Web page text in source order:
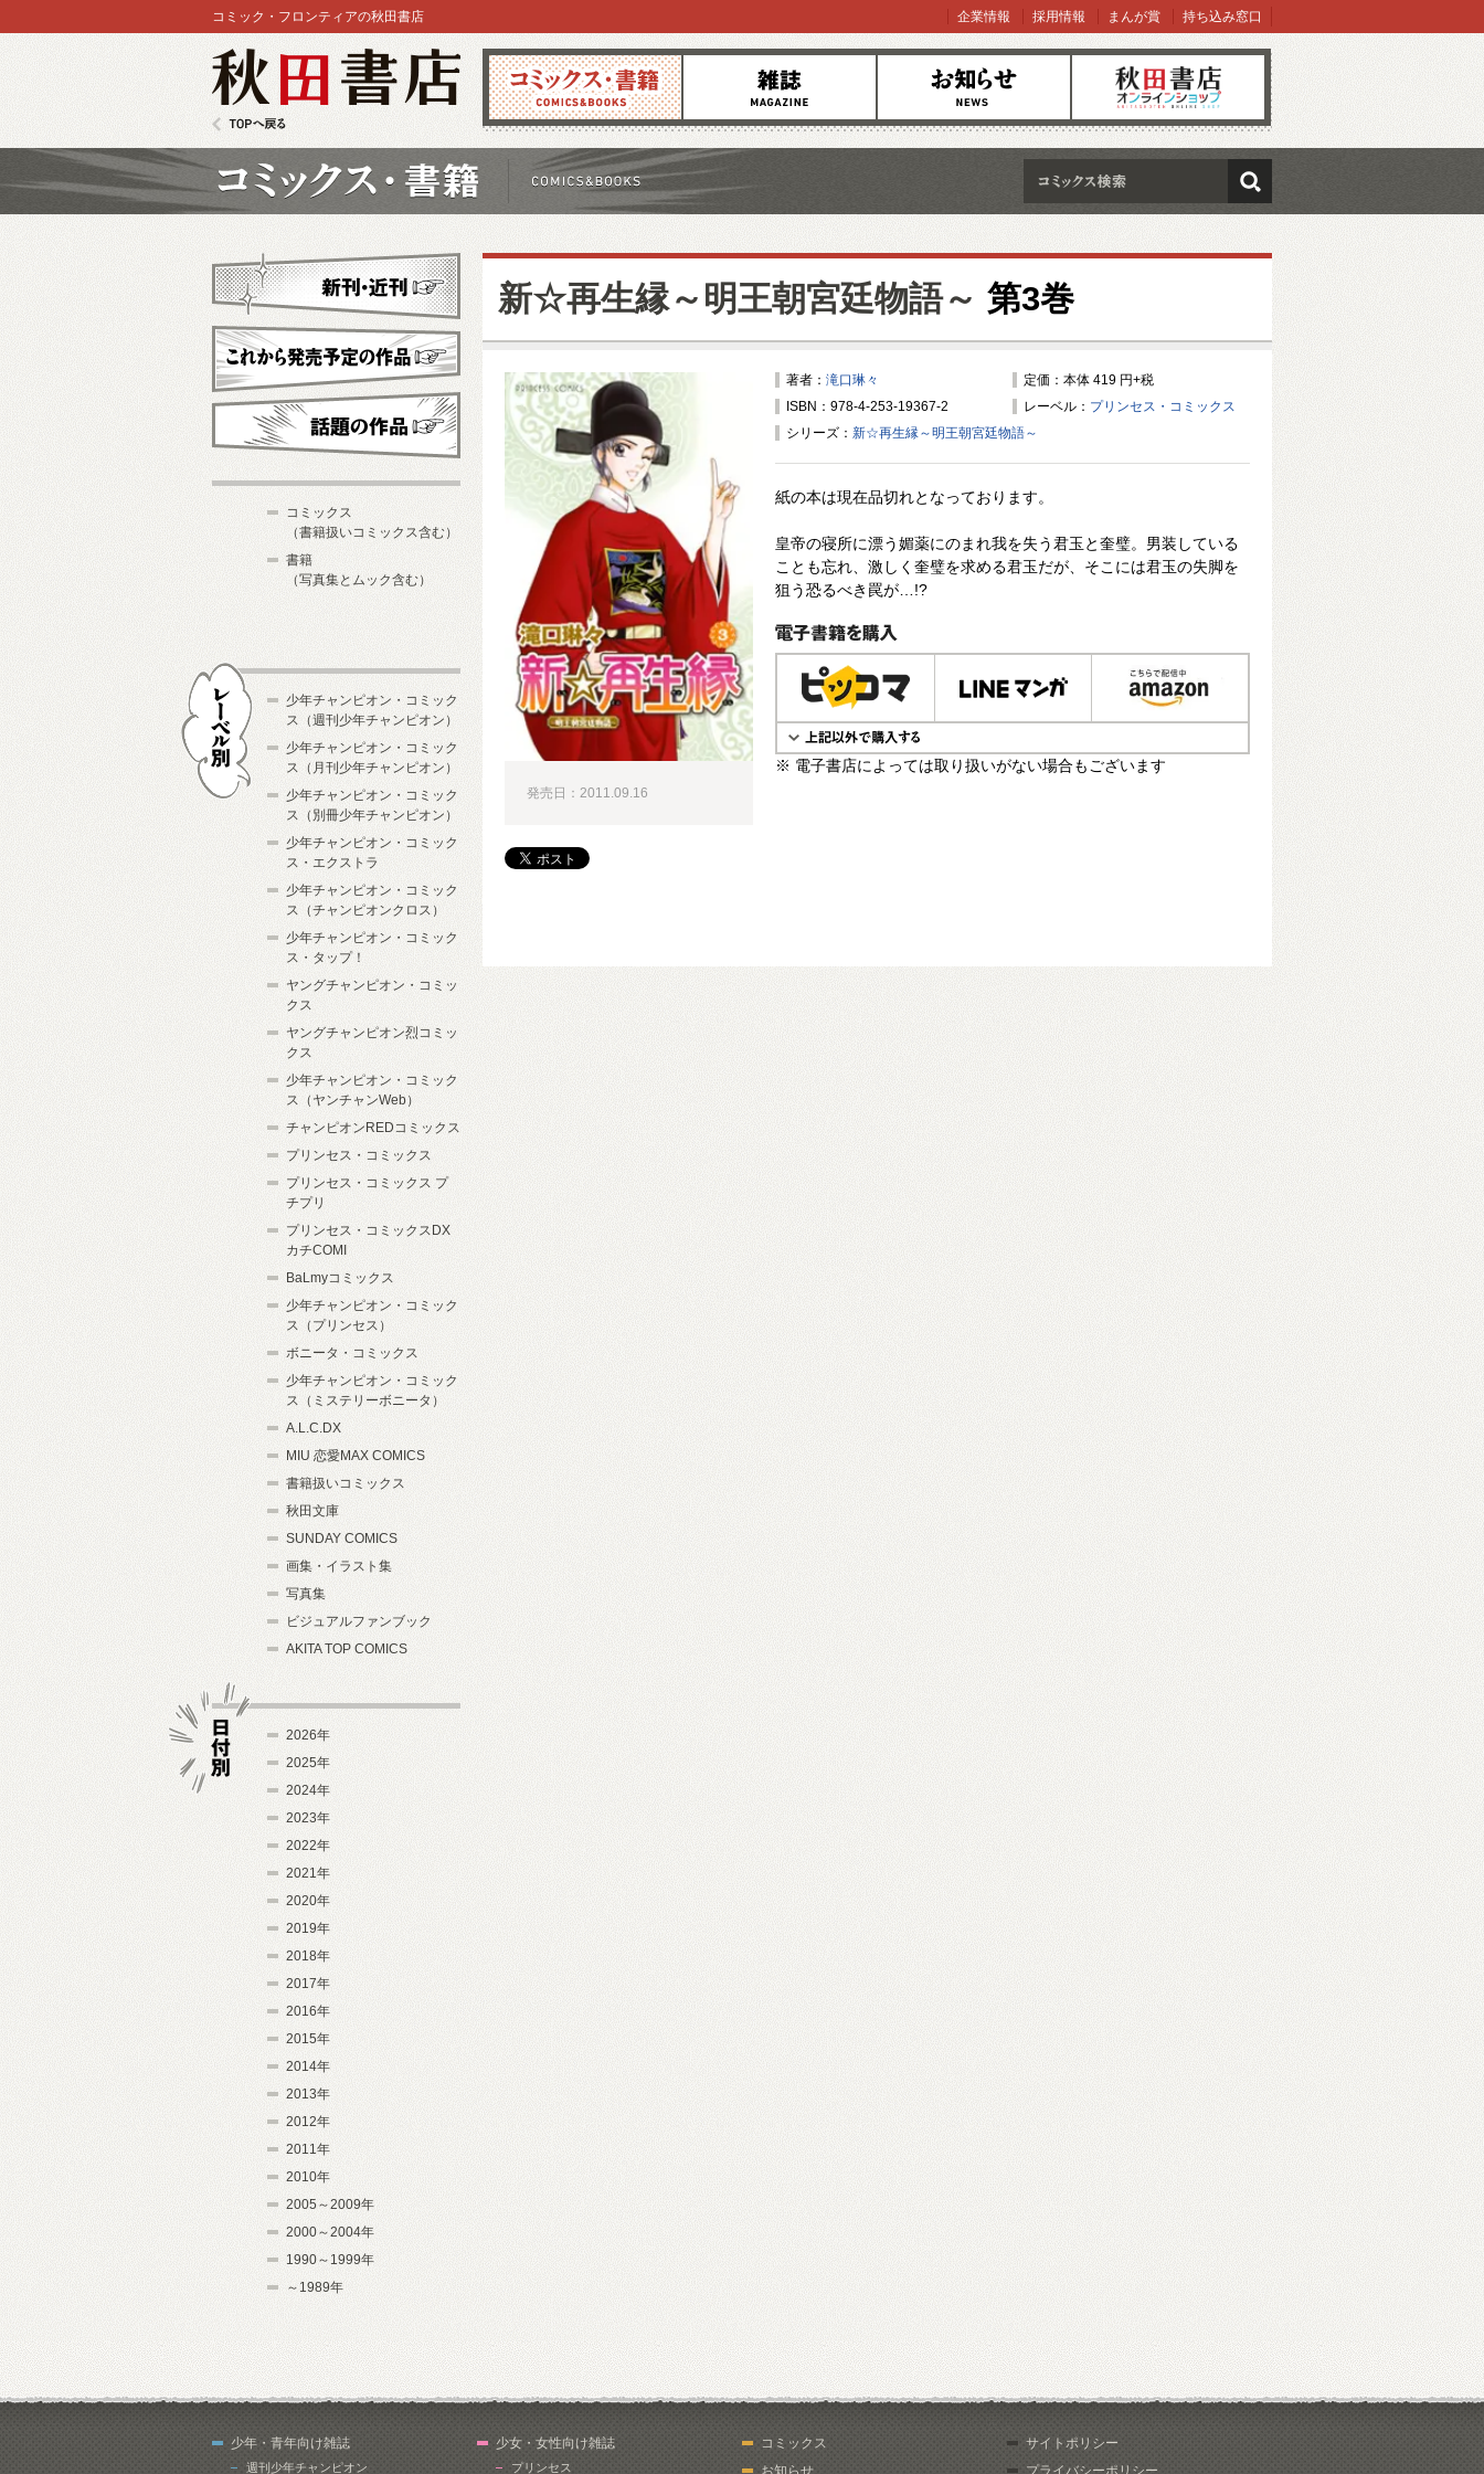
コミックス 雑誌 お知らせ オンラインショップ
コミック・フロンティアの秋田書店 企業情報 採用情報 まんが賞 持ち込み窓口
検索
新☆再生縁～明王朝宮廷物語～ 第3巻
著者： 滝口琳々
定価：本体 419 円+税
ISBN：978-4-253-19367-2
レーベル： プリンセス・コミックス
シリーズ： 新☆再生縁～明王朝宮廷物語～
紙の本は現在品切れとなっております。
皇帝の寝所に漂う媚薬にのまれ我を失う君玉と奎璧。男装している
ことも忘れ、激しく奎璧を求める君玉だが、そこには君玉の失脚を
狙う恐るべき罠が…!?
電子書籍で購入
※ 電子書店によっては取り扱いがない場合もございます
発売日：2011.09.16
新刊・近刊
これから発売予定
コミックス
（書籍扱いコミックス含む）
書籍
（写真集とムック含む）
少年チャンピオン・コミック
ス（週刊少年チャンピオン）
少年チャンピオン・コミック
ス（月刊少年チャンピオン）
少年チャンピオン・コミック
ス（別冊少年チャンピオン）
少年チャンピオン・コミック
ス・エクストラ
少年チャンピオン・コミック
ス（チャンピオンクロス）
少年チャンピオン・コミック
ス・タップ！
ヤングチャンピオン・コミッ
クス
ヤングチャンピオン烈コミッ
クス
少年チャンピオン・コミック
ス（ヤンチャンWeb）
チャンピオンREDコミックス
プリンセス・コミックス
プリンセス・コミックス プ
チプリ
プリンセス・コミックスDX
カチCOMI
BaLmyコミックス
少年チャンピオン・コミック
ス（プリンセス）
ボニータ・コミックス
少年チャンピオン・コミック
ス（ミステリーボニータ）
A.L.C.DX
MIU 恋愛MAX COMICS
書籍扱いコミックス
秋田文庫
SUNDAY COMICS
画集・イラスト集
写真集
ビジュアルファンブック
AKITA TOP COMICS
2026年
2025年
2024年
2023年
2022年
2021年
2020年
2019年
2018年
2017年
2016年
2015年
2014年
2013年
2012年
2011年
2010年
2005～2009年
2000～2004年
1990～1999年
～1989年
少年・青年向け雑誌
週刊少年チャンピオン
少女・女性向け雑誌
プリンセス
コミックス
お知らせ
サイトポリシー
プライバシーポリシー